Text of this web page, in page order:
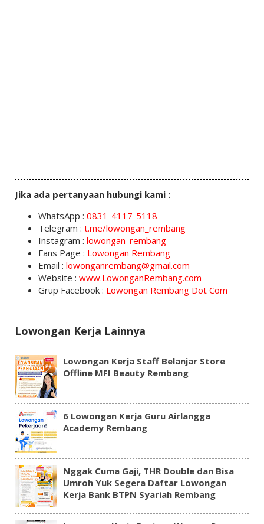
Jika ada pertanyaan hubungi kami :
WhatsApp : 0831-4117-5118
Telegram : t.me/lowongan_rembang
Instagram : lowongan_rembang
Fans Page : Lowongan Rembang
Email : lowonganrembang@gmail.com
Website : www.LowonganRembang.com
Grup Facebook : Lowongan Rembang Dot Com
Lowongan Kerja Lainnya
Lowongan Kerja Staff Belanjar Store
Offline MFI Beauty Rembang
6 Lowongan Kerja Guru Airlangga
Academy Rembang
Nggak Cuma Gaji, THR Double dan Bisa
Umroh Yuk Segera Daftar Lowongan
Kerja Bank BTPN Syariah Rembang